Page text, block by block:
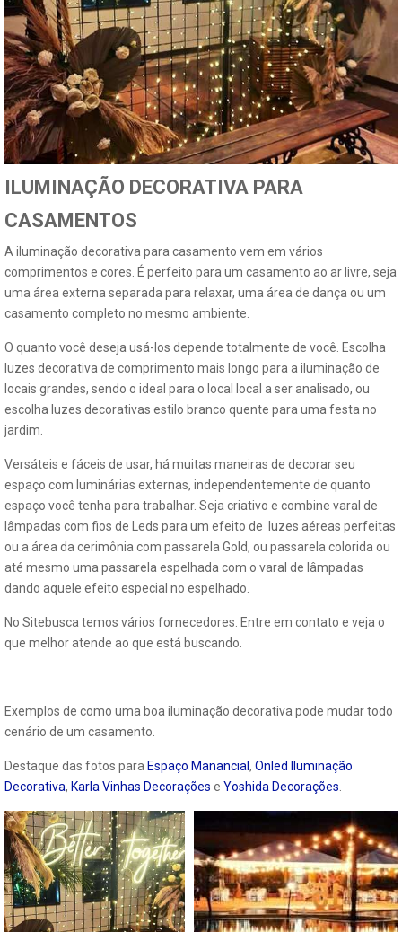
ILUMINAÇÃO DECORATIVA PARA
CASAMENTOS
A iluminação decorativa para casamento vem em vários
comprimentos e cores. É perfeito para um casamento ao ar livre, seja
uma área externa separada para relaxar, uma área de dança ou um
casamento completo no mesmo ambiente.
O quanto você deseja usá-los depende totalmente de você. Escolha
luzes decorativa de comprimento mais longo para a iluminação de
locais grandes, sendo o ideal para o local local a ser analisado, ou
escolha luzes decorativas estilo branco quente para uma festa no
jardim.
Versáteis e fáceis de usar, há muitas maneiras de decorar seu
espaço com luminárias externas, independentemente de quanto
espaço você tenha para trabalhar. Seja criativo e combine varal de
lâmpadas com fios de Leds para um efeito de luzes aéreas perfeitas
ou a área da cerimônia com passarela Gold, ou passarela colorida ou
até mesmo uma passarela espelhada com o varal de lâmpadas
dando aquele efeito especial no espelhado.
No Sitebusca temos vários fornecedores. Entre em contato e veja o
que melhor atende ao que está buscando.
Exemplos de como uma boa iluminação decorativa pode mudar todo
cenário de um casamento.
Destaque das fotos para Espaço Manancial, Onled Iluminação
Decorativa, Karla Vinhas Decorações e Yoshida Decorações